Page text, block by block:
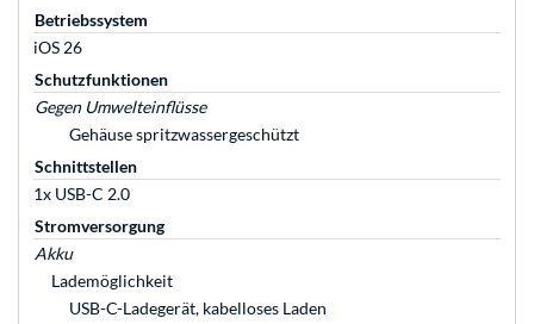
Betriebssystem
iOS 26
Schutzfunktionen
Gegen Umwelteinflüsse
Gehäuse spritzwassergeschützt
Schnittstellen
1x USB-C 2.0
Stromversorgung
Akku
Lademöglichkeit
USB-C-Ladegerät, kabelloses Laden